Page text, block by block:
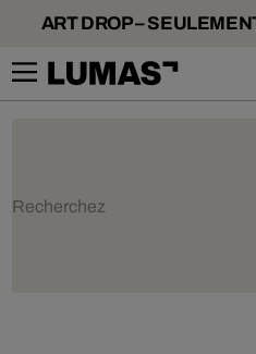
ART DROP –